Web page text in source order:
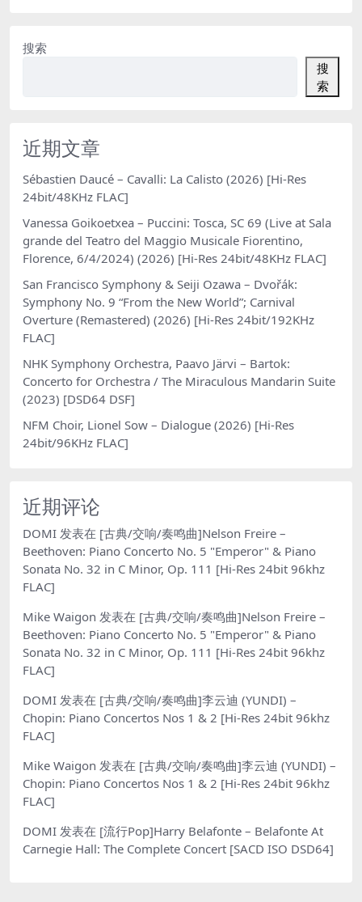
搜索
搜
索
近期文章
Sébastien Daucé – Cavalli: La Calisto (2026) [Hi-Res
24bit/48KHz FLAC]
Vanessa Goikoetxea – Puccini: Tosca, SC 69 (Live at Sala
grande del Teatro del Maggio Musicale Fiorentino,
Florence, 6/4/2024) (2026) [Hi-Res 24bit/48KHz FLAC]
San Francisco Symphony & Seiji Ozawa – Dvořák:
Symphony No. 9 “From the New World”; Carnival
Overture (Remastered) (2026) [Hi-Res 24bit/192KHz
FLAC]
NHK Symphony Orchestra, Paavo Järvi – Bartok:
Concerto for Orchestra / The Miraculous Mandarin Suite
(2023) [DSD64 DSF]
NFM Choir, Lionel Sow – Dialogue (2026) [Hi-Res
24bit/96KHz FLAC]
近期评论
DOMI 发表在 [古典/交响/奏鸣曲]Nelson Freire –
Beethoven: Piano Concerto No. 5 "Emperor" & Piano
Sonata No. 32 in C Minor, Op. 111 [Hi-Res 24bit 96khz
FLAC]
Mike Waigon 发表在 [古典/交响/奏鸣曲]Nelson Freire –
Beethoven: Piano Concerto No. 5 "Emperor" & Piano
Sonata No. 32 in C Minor, Op. 111 [Hi-Res 24bit 96khz
FLAC]
DOMI 发表在 [古典/交响/奏鸣曲]李云迪 (YUNDI) –
Chopin: Piano Concertos Nos 1 & 2 [Hi-Res 24bit 96khz
FLAC]
Mike Waigon 发表在 [古典/交响/奏鸣曲]李云迪 (YUNDI) –
Chopin: Piano Concertos Nos 1 & 2 [Hi-Res 24bit 96khz
FLAC]
DOMI 发表在 [流行Pop]Harry Belafonte – Belafonte At
Carnegie Hall: The Complete Concert [SACD ISO DSD64]